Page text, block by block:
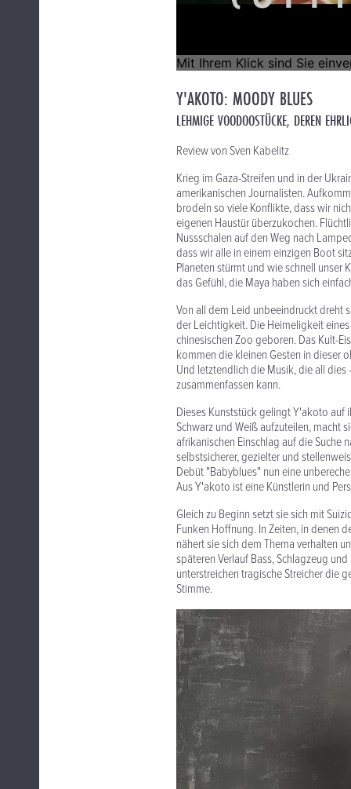
Y'AKOTO: MOODY BLUES
LEHMIGE VOODOOSTÜCKE, DEREN
Review von Sven Kabelitz
Krieg im Gaza-Streifen und in der
amerikanischen Journalisten.
brodeln so viele Konflikte, dass wir
eigenen Haustür überzukochen.
Nussschalen auf den Weg nach
dass wir alle in einem einzigen Boot
Planeten stürmt und wie schnell unser
das Gefühl, die Maya haben sich
Von all dem Leid unbeeindruckt dreht
der Leichtigkeit. Die Heimeligkeit
chinesischen Zoo geboren. Das Kult-
kommen die kleinen Gesten in dieser
Und letztendlich die Musik, die all
zusammenfassen kann.
Dieses Kunststück gelingt Y'akoto auf
Schwarz und Weiß aufzuteilen, macht
afrikanischen Einschlag auf die Suche
selbstsicherer, gezielter und
Debüt "Babyblues" nun eine
Aus Y'akoto ist eine Künstlerin und
Gleich zu Beginn setzt sie sich mit
Funken Hoffnung. In Zeiten, in denen
nähert sie sich dem Thema verhalten
späteren Verlauf Bass, Schlagzeug
unterstreichen tragische Streicher die
Stimme.